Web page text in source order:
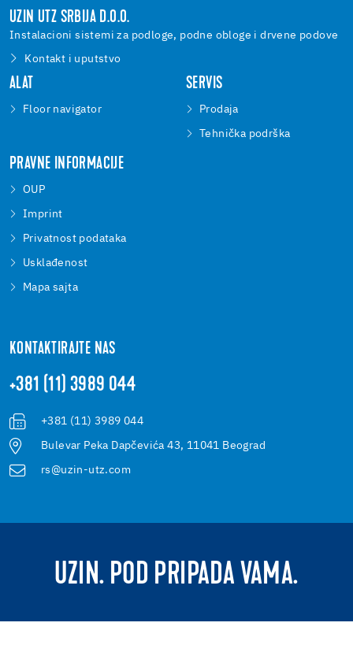
UZIN UTZ SRBIJA D.O.O.
Instalacioni sistemi za podloge, podne obloge i drvene podove
Kontakt i uputstvo
ALAT
Floor navigator
SERVIS
Prodaja
Tehnička podrška
PRAVNE INFORMACIJE
OUP
Imprint
Privatnost podataka
Usklađenost
Mapa sajta
KONTAKTIRAJTE NAS
+381 (11) 3989 044
+381 (11) 3989 044
Bulevar Peka Dapčevića 43, 11041 Beograd
rs@uzin-utz.com
UZIN. POD PRIPADA VAMA.